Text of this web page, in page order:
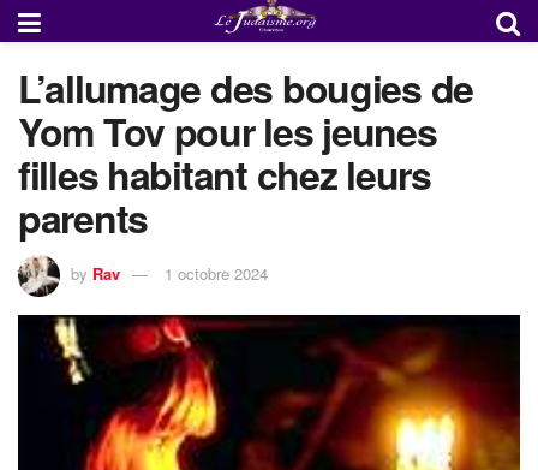
L’allumage des bougies de
Yom Tov pour les jeunes
filles habitant chez leurs
parents
by Rav 1 octobre 2024